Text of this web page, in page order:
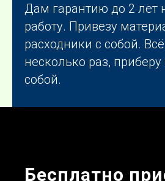
Дам гарантию до 2 лет
работу. Привезу
расходники с собой.
несколько раз, приберу
собой.
Бесплатно